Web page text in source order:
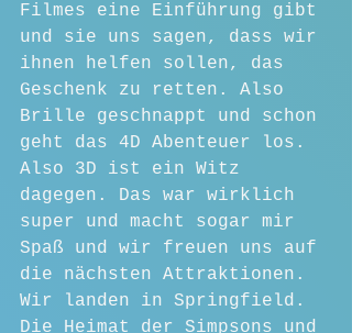
Filmes eine Einführung gibt
und sie uns sagen, dass wir
ihnen helfen sollen, das
Geschenk zu retten. Also
Brille geschnappt und schon
geht das 4D Abenteuer los.
Also 3D ist ein Witz
dagegen. Das war wirklich
super und macht sogar mir
Spaß und wir freuen uns auf
die nächsten Attraktionen.
Wir landen in Springfield.
Die Heimat der Simpsons und